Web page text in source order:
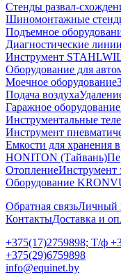
Стенды развал-
Шиномонтажные
Подъемное
Диагностические
Инструмент
Оборудование для
Моечное оборудование
Подача воздуха
Гаражное оборудование
Инструментальные
Инструмент
Емкости для хранения
HONITON (Тайвань)
ОтоплениеИнструмент
Оборудование
Обратная связьЛичный
КонтактыДоставка и
+375(17)2759898; Т/ф
+375(29)6759898
info@equinet.by